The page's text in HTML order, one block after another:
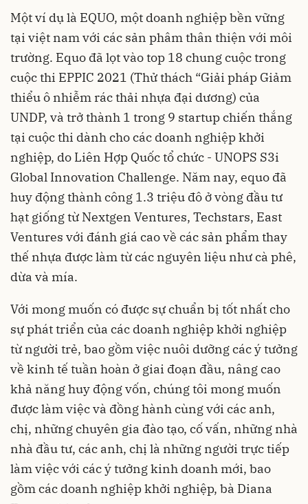
Một ví dụ là EQUO, một doanh nghiệp bền vững
tại việt nam với các sản phâm thân thiện với môi
trường. Equo đã lọt vào top 18 chung cuộc trong
cuộc thi EPPIC 2021 (Thử thách “Giải pháp Giảm
thiểu ô nhiễm rác thải nhựa đại dương) của
UNDP, và trở thành 1 trong 9 startup chiến thắng
tại cuộc thi dành cho các doanh nghiệp khởi
nghiệp, do Liên Hợp Quốc tổ chức - UNOPS S3i
Global Innovation Challenge. Năm nay, equo đã
huy động thành công 1.3 triệu đô ở vòng đầu tư
hạt giống từ Nextgen Ventures, Techstars, East
Ventures với đánh giá cao về các sản phẩm thay
thế nhựa được làm từ các nguyên liệu như cà phê,
dừa và mía.
Với mong muốn có được sự chuẩn bị tốt nhất cho
sự phát triển của các doanh nghiệp khởi nghiệp
từ người trẻ, bao gồm việc nuôi dưỡng các ý tưởng
về kinh tế tuần hoàn ở giai đoạn đầu, nâng cao
khả năng huy động vốn, chúng tôi mong muốn
được làm việc và đồng hành cùng với các anh,
chị, những chuyên gia đào tạo, cố vấn, những nhà
nhà đầu tư, các anh, chị là những người trực tiếp
làm việc với các ý tưởng kinh doanh mới, bao
gồm các doanh nghiệp khởi nghiệp, bà Diana